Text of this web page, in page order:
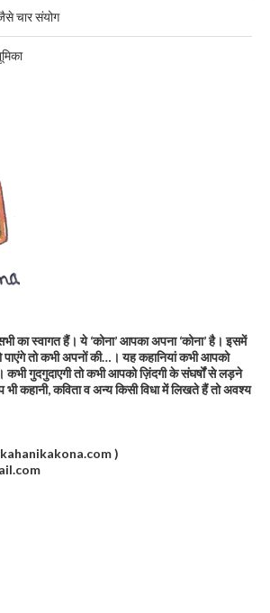
जैसे चार संयोग
का स्वागत हैं। ये ‘कोना’ आपका अपना ‘कोना’ है। इसमें
तो कभी अपनों की…। यह कहानियां कभी आपको
कभी गुदगुदाएगी तो कभी आपको ज़िंदगी के संघर्षों से लड़ने
भी कहानी, कविता व अन्य किसी विधा में लिखते हैं तो अवश्य
)